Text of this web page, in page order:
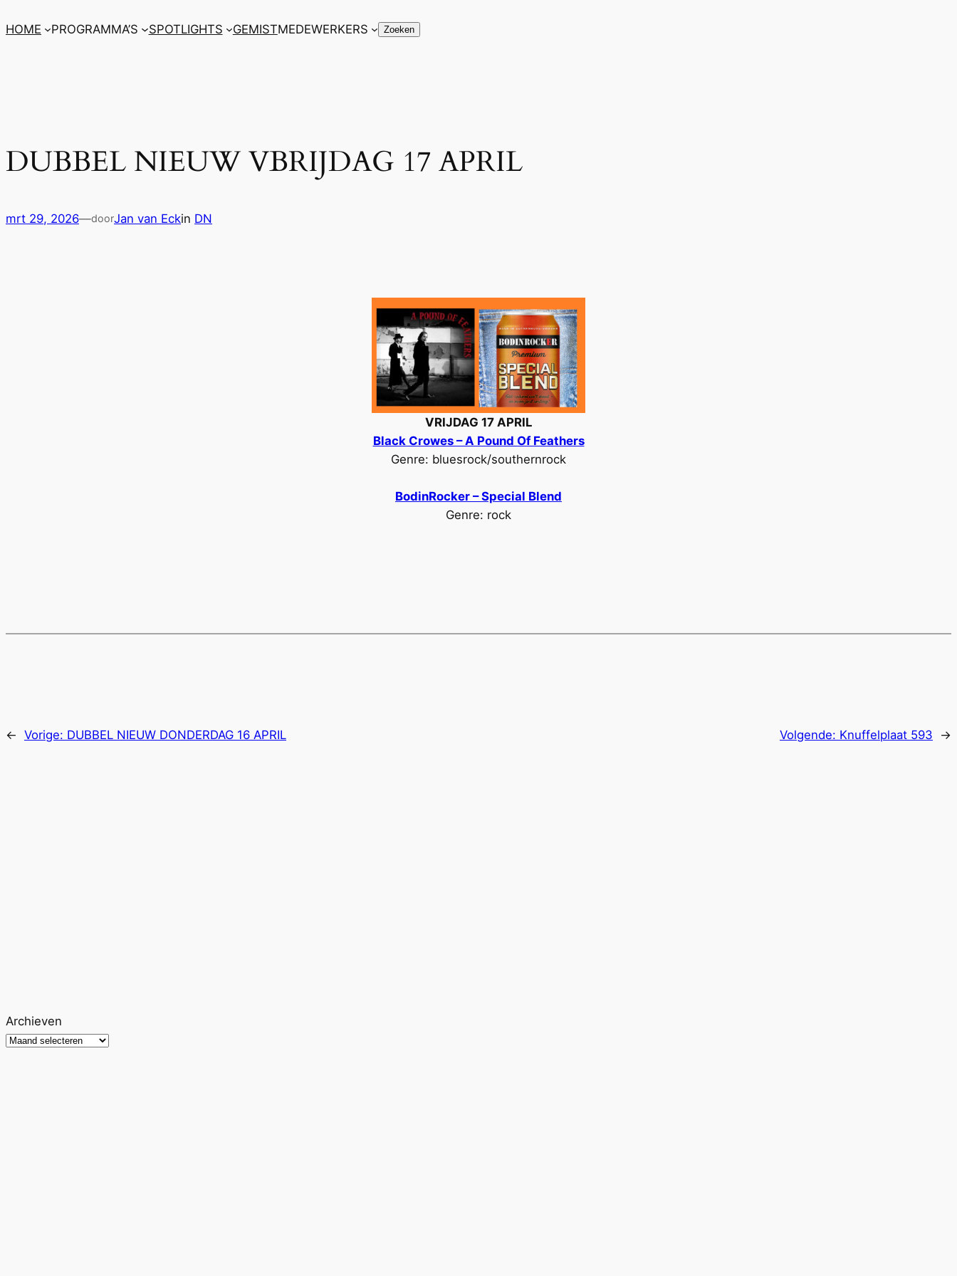
naar
HOME PROGRAMMA’S SPOTLIGHTS GEMISTMEDEWERKERS Zoeken
Zoeken
DUBBEL NIEUW VBRIJDAG 17 APRIL
mrt 29, 2026—doorJan van Eckin DN
VRIJDAG 17 APRIL
Black Crowes – A Pound Of Feathers
Genre: bluesrock/southernrock
BodinRocker – Special Blend
Genre: rock
← Vorige: DUBBEL NIEUW DONDERDAG 16 APRIL Volgende: Knuffelplaat 593 →
Archieven